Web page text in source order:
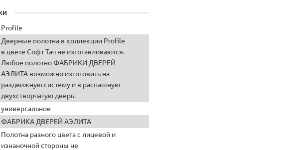
Profile
Дверные полотна в коллекции Profile
в цвете Софт Тач не изготавливаются.
Любое полотно ФАБРИКИ ДВЕРЕЙ
АЭЛИТА возможно изготовить на
раздвижную систему и в распашную
двухстворчатую дверь.
универсальное
ФАБРИКА ДВЕРЕЙ АЭЛИТА
Полотна разного цвета с лицевой и
изнаночной стороны не